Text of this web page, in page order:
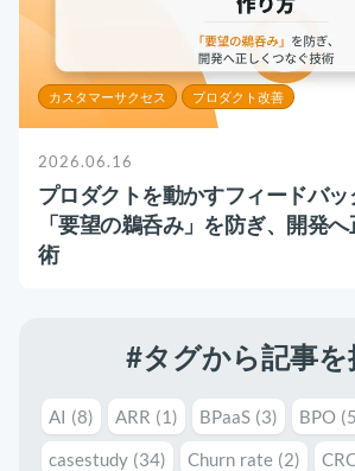
コンサル・トレーニング
コンサルティング
ブートキャンプ
CS人材育成プログラム
運用代行・人材派遣
カスタマーサクセス人材派遣・常駐
カスタマーサポート代行
多言語カスタマーサポート対応
CSツール導入・運用支援
2024.11.07
サボタージュマニュアル
に関するバイブル
組織作り
意外と知らない？Google
数の落とし穴 ～集計作
関数と、見落としがちな
カスタマーサポート
例とともに解説
カスタマーサクセス 顧客満
カスタマーサクセス プロダクト改善
2026.06.16
プロダクトを動かすフィードバッ
「要望の鵜呑み」を防ぎ、開発
術
#タグから記事を
AI (8) ARR (1) BPaaS (3) BPO
casestudy (34) Churn rate (2)